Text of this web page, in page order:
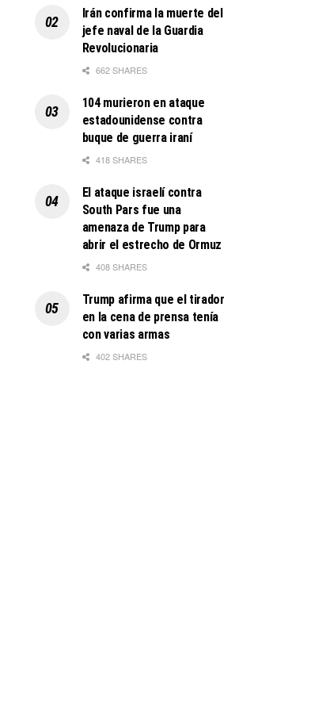
Irán confirma la muerte del
jefe naval de la Guardia
Revolucionaria
662 SHARES
104 murieron en ataque
estadounidense contra
buque de guerra iraní
418 SHARES
El ataque israelí contra
South Pars fue una
amenaza de Trump para
abrir el estrecho de Ormuz
408 SHARES
Trump afirma que el tirador
en la cena de prensa tenía
con varias armas
402 SHARES